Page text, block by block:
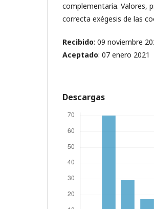
complementaria. Valores,
correcta exégesis de las
Recibido: 09 noviembre
Aceptado: 07 enero 2021
Descargas